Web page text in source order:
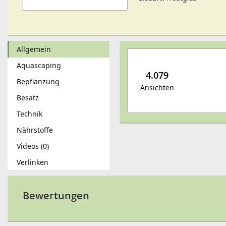
Allgemein
Aquascaping
Bepflanzung
Besatz
Technik
Nährstoffe
Videos (0)
Verlinken
4.079
Ansichten
Bewertungen